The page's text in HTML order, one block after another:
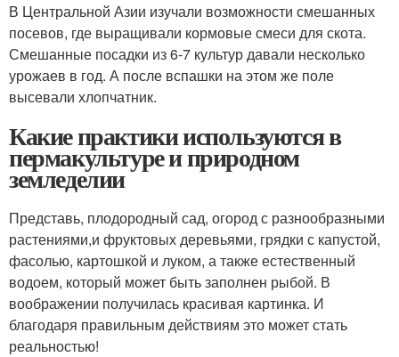
В Центральной Азии изучали возможности смешанных
посевов, где выращивали кормовые смеси для скота.
Смешанные посадки из 6-7 культур давали несколько
урожаев в год. А после вспашки на этом же поле
высевали хлопчатник.
Какие практики используются в
пермакультуре и природном
земледелии
Представь, плодородный сад, огород с разнообразными
растениями,и фруктовых деревьями, грядки с капустой,
фасолью, картошкой и луком, а также естественный
водоем, который может быть заполнен рыбой. В
воображении получилась красивая картинка. И
благодаря правильным действиям это может стать
реальностью!